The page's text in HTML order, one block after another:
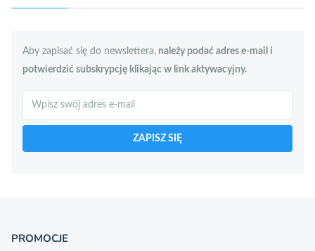
Aby zapisać się do newslettera, należy podać adres e-mail i
potwierdzić subskrypcję klikając w link aktywacyjny.
Szukaj
ZAPISZ SIĘ
PROMOCJE